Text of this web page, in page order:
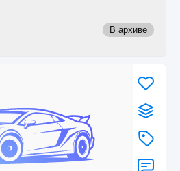
В архиве